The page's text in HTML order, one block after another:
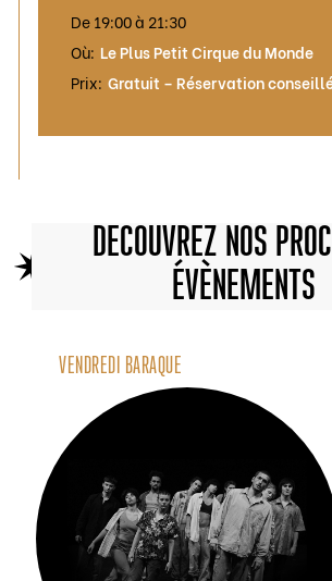
De 19:00 à 21:30
Où: Le Plus Petit Cirque du Monde
Prix: Gratuit – Réservation
DÉCOUVREZ NOS
ÉVÈNEMENTS
VENDREDI BARAQUE